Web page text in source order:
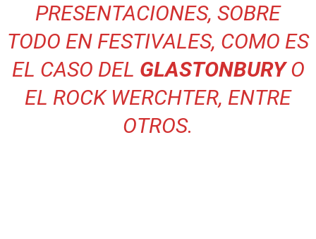
PRESENTACIONES, SOBRE
TODO EN FESTIVALES, COMO ES
EL CASO DEL GLASTONBURY O
EL ROCK WERCHTER, ENTRE
OTROS.